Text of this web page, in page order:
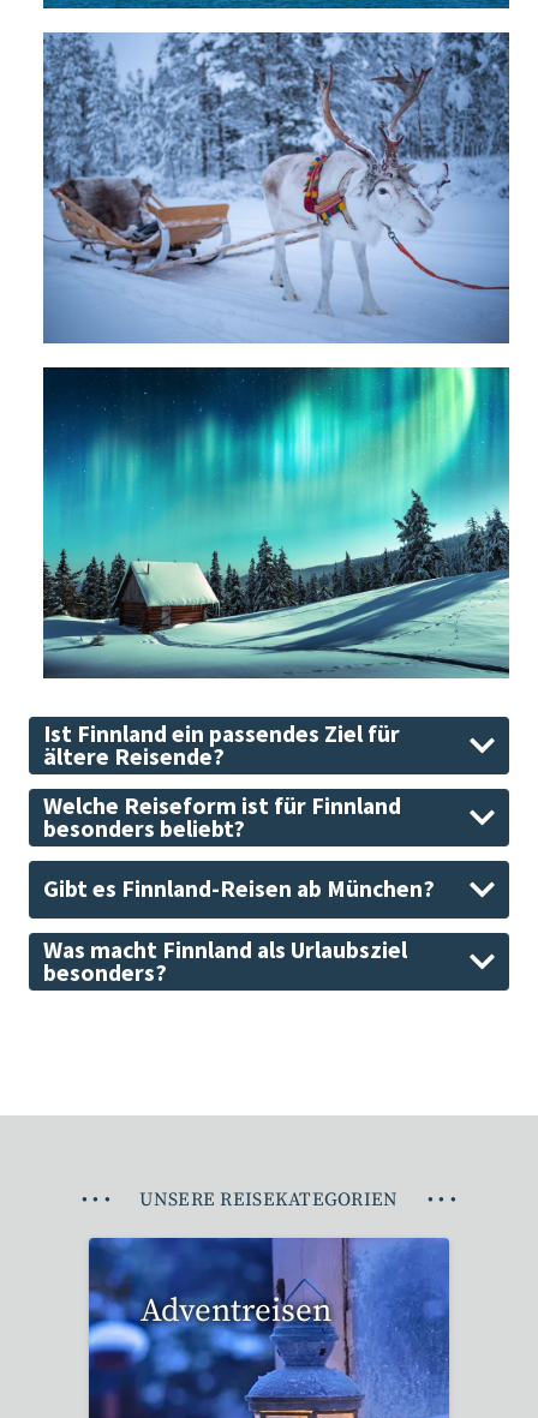
Ist Finnland ein passendes Ziel für
ältere Reisende?
Welche Reiseform ist für Finnland
besonders beliebt?
Gibt es Finnland-Reisen ab München?
Was macht Finnland als Urlaubsziel
besonders?
• • • UNSERE REISEKATEGORIEN • • •
Adventreisen